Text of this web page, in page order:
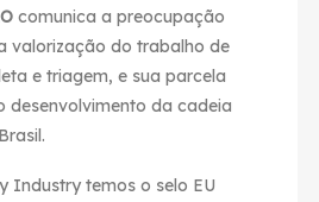
comunica a preocupação
valorização do trabalho de
e triagem, e sua parcela
desenvolvimento da cadeia
Industry temos o selo EU